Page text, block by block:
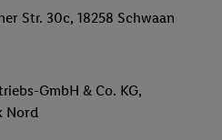
Str. 30c, 18258 Schwaan
GmbH & Co. KG,
Nord